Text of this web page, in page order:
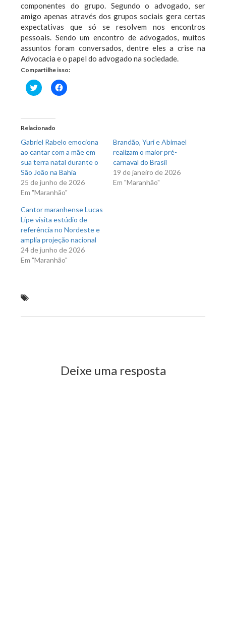
componentes do grupo. Segundo o advogado, ser
amigo apenas através dos grupos sociais gera certas
expectativas que só se resolvem nos encontros
pessoais. Sendo um encontro de advogados, muitos
assuntos foram conversados, dentre eles a crise na
Advocacia e o papel do advogado na sociedade.
Compartilhe isso:
Clique
para
em
nova
janela)
Clique
para
Relacionado
Gabriel Rabelo emociona
ao cantar com a mãe em
sua terra natal durante o
São João na Bahia
25 de junho de 2026
Em "Maranhão"
Brandão, Yuri e Abimael
realizam o maior pré-
carnaval do Brasil
19 de janeiro de 2026
Em "Maranhão"
Cantor maranhense Lucas
Lipe visita estúdio de
referência no Nordeste e
amplia projeção nacional
24 de junho de 2026
Em "Maranhão"
Deixe uma resposta